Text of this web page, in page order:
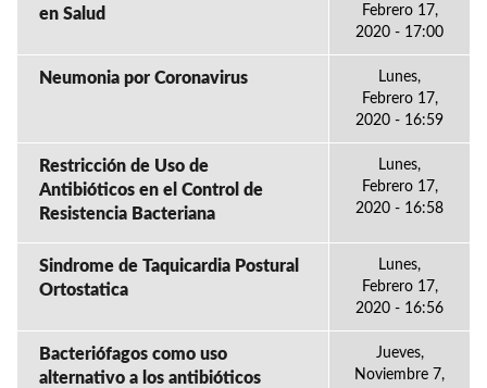
en Salud
Febrero 17,
2020 - 17:00
Neumonia por Coronavirus
Lunes,
Febrero 17,
2020 - 16:59
Restricción de Uso de
Antibióticos en el Control de
Resistencia Bacteriana
Lunes,
Febrero 17,
2020 - 16:58
Sindrome de Taquicardia Postural
Ortostatica
Lunes,
Febrero 17,
2020 - 16:56
Bacteriófagos como uso
alternativo a los antibióticos
Jueves,
Noviembre 7,